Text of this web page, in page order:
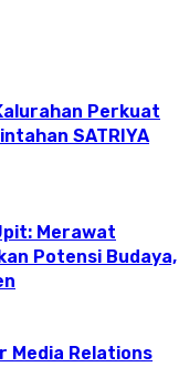
Perkuat
SATRIYA
Merawat
Potensi Budaya,
Media Relations